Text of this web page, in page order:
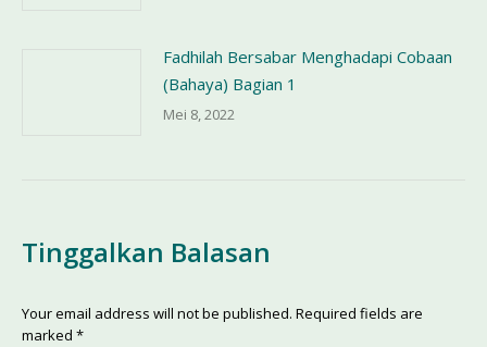
Fadhilah Bersabar Menghadapi Cobaan
(Bahaya) Bagian 1
Mei 8, 2022
Tinggalkan Balasan
Your email address will not be published. Required fields are
marked *